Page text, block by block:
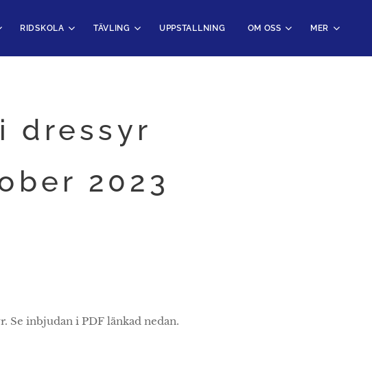
RIDSKOLA TÄVLING UPPSTALLNING OM OSS MER
dressyr
2023
inbjudan i PDF länkad nedan.